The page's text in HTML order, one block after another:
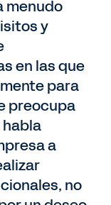
menudo
y
en las que
para
preocupa
a
no